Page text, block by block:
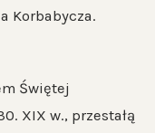
Korbabycza.
Świętej
XIX w., przestałą